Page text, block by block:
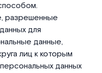
разрешенные
для
данные,
лиц к которым
данных